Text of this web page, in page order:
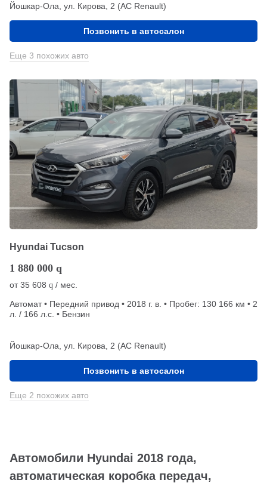
Йошкар-Ола, ул. Кирова, 2 (АС Renault)
Позвонить в автосалон
Еще 3 похожих авто
Hyundai Tucson
1 880 000 q
от35 608 q / мес.
Автомат • Передний привод • 2018 г. в. • Пробег: 130 166 км • 2
л. / 166 л.с. • Бензин
Йошкар-Ола, ул. Кирова, 2 (АС Renault)
Позвонить в автосалон
Еще 2 похожих авто
Автомобили Hyundai 2018 года,
автоматическая коробка передач,